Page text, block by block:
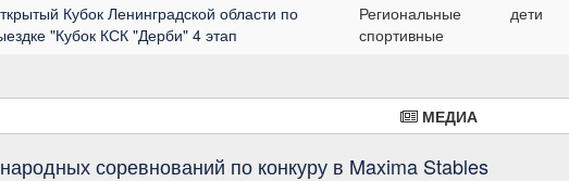
Кубок Ленинградской области по
"Кубок КСК "Дерби" 4 этап
Региональные
спортивные
дети
МЕДИА
соревнований по конкуру в Maxima Stables